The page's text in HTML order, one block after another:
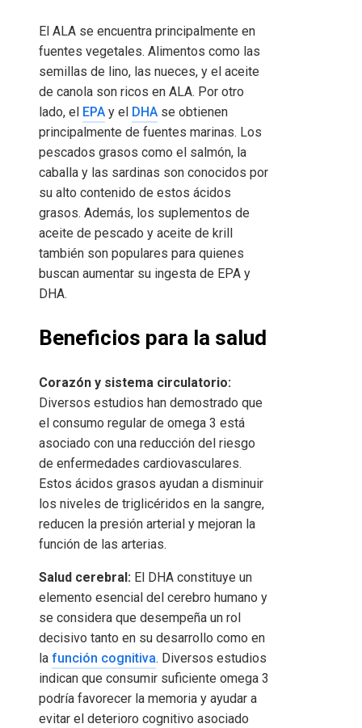
El ALA se encuentra principalmente en
fuentes vegetales. Alimentos como las
semillas de lino, las nueces, y el aceite
de canola son ricos en ALA. Por otro
lado, el EPA y el DHA se obtienen
principalmente de fuentes marinas. Los
pescados grasos como el salmón, la
caballa y las sardinas son conocidos por
su alto contenido de estos ácidos
grasos. Además, los suplementos de
aceite de pescado y aceite de krill
también son populares para quienes
buscan aumentar su ingesta de EPA y
DHA.
Beneficios para la salud
Corazón y sistema circulatorio:
Diversos estudios han demostrado que
el consumo regular de omega 3 está
asociado con una reducción del riesgo
de enfermedades cardiovasculares.
Estos ácidos grasos ayudan a disminuir
los niveles de triglicéridos en la sangre,
reducen la presión arterial y mejoran la
función de las arterias.
Salud cerebral: El DHA constituye un
elemento esencial del cerebro humano y
se considera que desempeña un rol
decisivo tanto en su desarrollo como en
la función cognitiva. Diversos estudios
indican que consumir suficiente omega 3
podría favorecer la memoria y ayudar a
evitar el deterioro cognitivo asociado